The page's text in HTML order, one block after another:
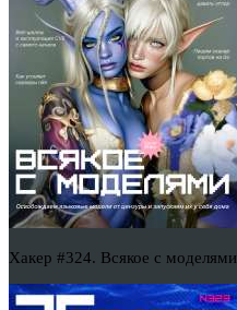
Хакер #324. Всякое с моделями